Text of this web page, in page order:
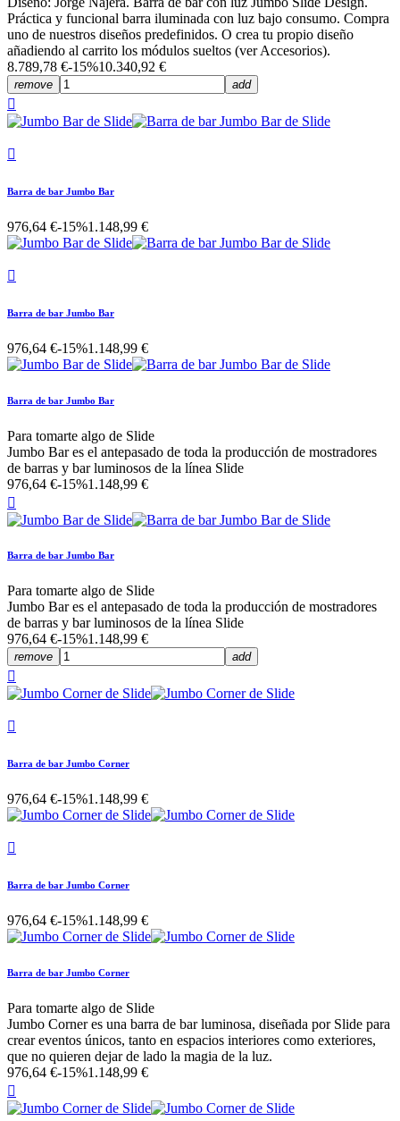
Práctica y funcional barra iluminada con luz bajo consumo. Compra
uno de nuestros diseños predefinidos. O crea tu propio diseño
añadiendo al carrito los módulos sueltos (ver Accesorios).
8.789,78 €-15%10.340,92 €
remove add


Barra de bar Jumbo Bar
976,64 €-15%1.148,99 €

Barra de bar Jumbo Bar
976,64 €-15%1.148,99 €
Barra de bar Jumbo Bar
Para tomarte algo de Slide
Jumbo Bar es el antepasado de toda la producción de mostradores
de barras y bar luminosos de la línea Slide
976,64 €-15%1.148,99 €

Barra de bar Jumbo Bar
Para tomarte algo de Slide
Jumbo Bar es el antepasado de toda la producción de mostradores
de barras y bar luminosos de la línea Slide
976,64 €-15%1.148,99 €
remove add


Barra de bar Jumbo Corner
976,64 €-15%1.148,99 €

Barra de bar Jumbo Corner
976,64 €-15%1.148,99 €
Barra de bar Jumbo Corner
Para tomarte algo de Slide
Jumbo Corner es una barra de bar luminosa, diseñada por Slide para
crear eventos únicos, tanto en espacios interiores como exteriores,
que no quieren dejar de lado la magia de la luz.
976,64 €-15%1.148,99 €
